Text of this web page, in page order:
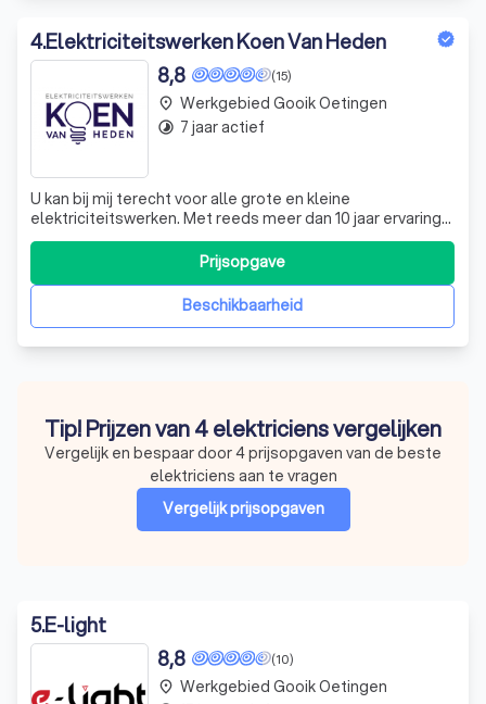
4.Elektriciteitswerken Koen Van Heden
(15)
8,8
U kan bij mij terecht voor alle grote en kleine
elektriciteitswerken. Met reeds meer dan 10 jaar ervaring
als elektricien beschik ik over de nodige kennis om uw
elektriciteitswerken tot een goed einde te brengen. Dit
kan gaan van het plaatsen van stopcontacten, verlichting
en domotica tot de vollediBeschikbaarheid
Prijsopgave
place Werkgebied Gooik Oetingen
timelapse 7 jaar actief
Tip! Prijzen van 4 elektriciens vergelijken
Vergelijk en bespaar door 4 prijsopgaven van de beste
elektriciens aan te vragen
Vergelijk prijsopgaven
5.E-light
(10)
8,8
place Werkgebied Gooik Oetingen